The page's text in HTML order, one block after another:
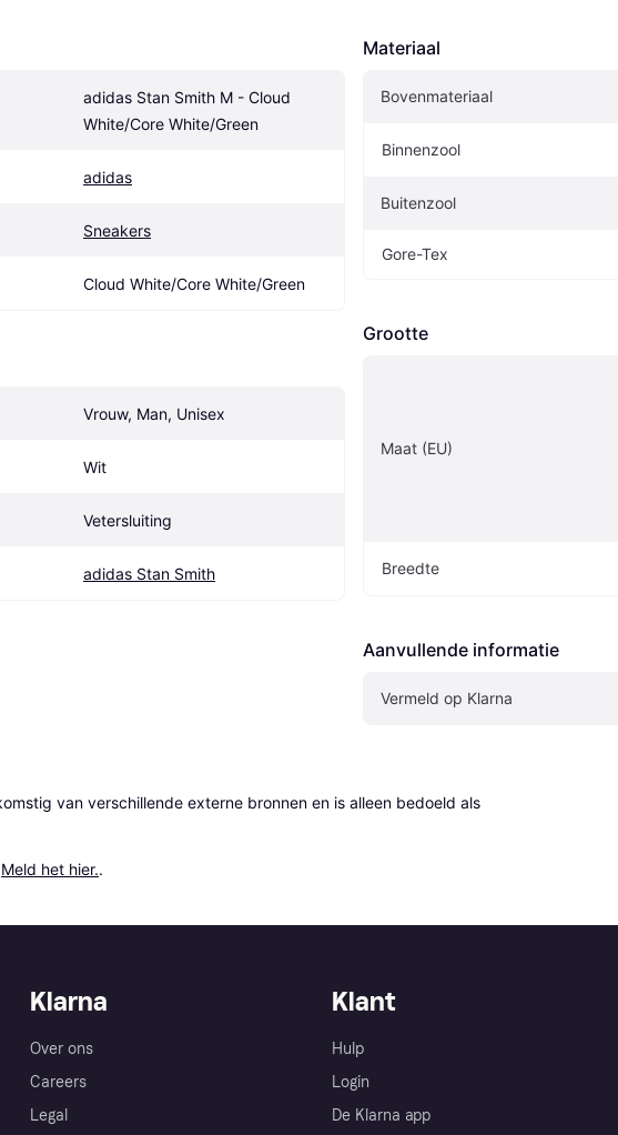
adidas Stan Smith M - Cloud
White/Core White/Green
adidas
Sneakers
Cloud White/Core White/Green
Vrouw, Man, Unisex
Wit
Vetersluiting
adidas Stan Smith
Materiaal
Bovenmateriaal
Binnenzool
Buitenzool
Gore-Tex
Grootte
Maat (EU)
Breedte
Aanvullende informatie
Vermeld op Klarna
van verschillende externe bronnen en is alleen bedoeld als
Meld het hier..
Klarna
Over ons
Careers
Legal
Klant
Hulp
Login
De Klarna app